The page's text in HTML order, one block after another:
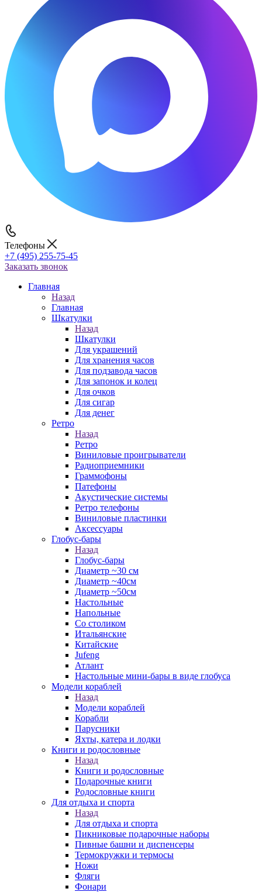
Телефоны
+7 (495) 255-75-45
Заказать звонок
Главная
Назад
Главная
Шкатулки
Назад
Шкатулки
Для украшений
Для хранения часов
Для подзавода часов
Для запонок и колец
Для очков
Для сигар
Для денег
Ретро
Назад
Ретро
Виниловые проигрыватели
Радиоприемники
Граммофоны
Патефоны
Акустические системы
Ретро телефоны
Виниловые пластинки
Аксессуары
Глобус-бары
Назад
Глобус-бары
Диаметр ~30 см
Диаметр ~40см
Диаметр ~50см
Настольные
Напольные
Со столиком
Итальянские
Китайские
Jufeng
Атлант
Настольные мини-бары в виде глобуса
Модели кораблей
Назад
Модели кораблей
Корабли
Парусники
Яхты, катера и лодки
Книги и родословные
Назад
Книги и родословные
Подарочные книги
Родословные книги
Для отдыха и спорта
Назад
Для отдыха и спорта
Пикниковые подарочные наборы
Пивные башни и диспенсеры
Термокружки и термосы
Ножи
Фляги
Фонари